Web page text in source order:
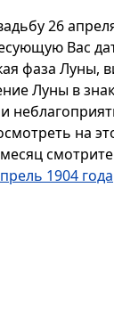
26
Вас
фаза Луны,
Луны в
на
1904 года